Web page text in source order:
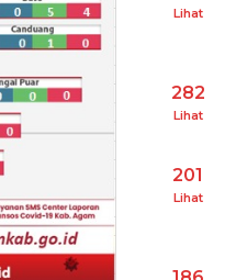
Lihat
282
Lihat
201
Lihat